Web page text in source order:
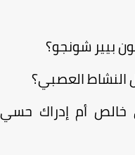
بيير شونجو؟
العصبي؟
أم إدراك حسي